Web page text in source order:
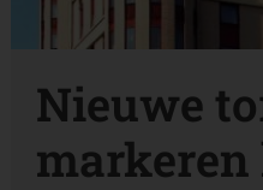
Nieuwe
markeren